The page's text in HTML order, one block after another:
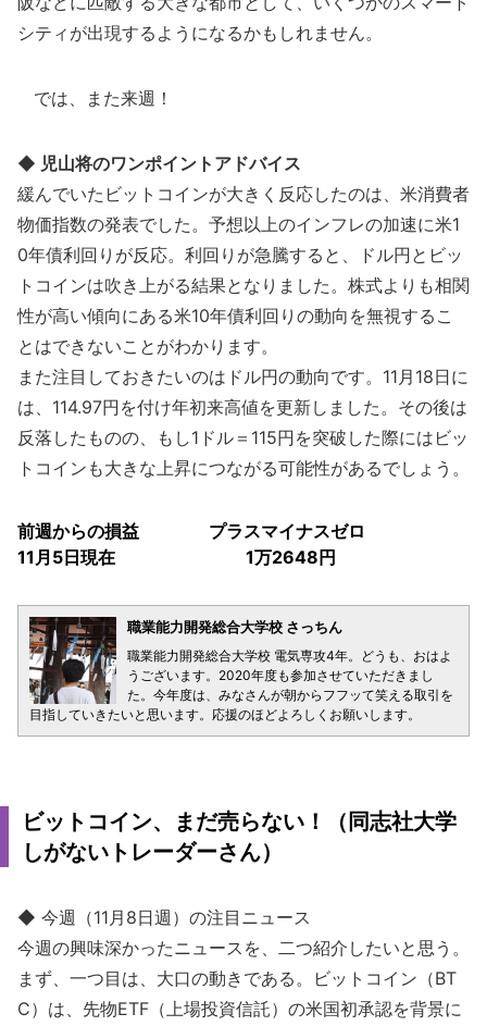
シティが出現するようになるかもしれません。
では、また来週！
◆ 児山将のワンポイントアドバイス
緩んでいたビットコインが大きく反応したのは、米消費者
物価指数の発表でした。予想以上のインフレの加速に米1
0年債利回りが反応。利回りが急騰すると、ドル円とビッ
トコインは吹き上がる結果となりました。株式よりも相関
性が高い傾向にある米10年債利回りの動向を無視するこ
とはできないことがわかります。
また注目しておきたいのはドル円の動向です。11月18日に
は、114.97円を付け年初来高値を更新しました。その後は
反落したものの、もし1ドル＝115円を突破した際にはビッ
トコインも大きな上昇につながる可能性があるでしょう。
前週からの損益 プラスマイナスゼロ
11月5日現在 1万2648円
職業能力開発総合大学校 さっちん
職業能力開発総合大学校 電気専攻4年。どうも、おはよ
うございます。2020年度も参加させていただきまし
た。今年度は、みなさんが朝からフフッて笑える取引を
目指していきたいと思います。応援のほどよろしくお願いします。
ビットコイン、まだ売らない！（同志社大学
しがないトレーダーさん）
◆ 今週（11月8日週）の注目ニュース
今週の興味深かったニュースを、二つ紹介したいと思う。
まず、一つ目は、大口の動きである。ビットコイン（BT
C）は、先物ETF（上場投資信託）の米国初承認を背景に